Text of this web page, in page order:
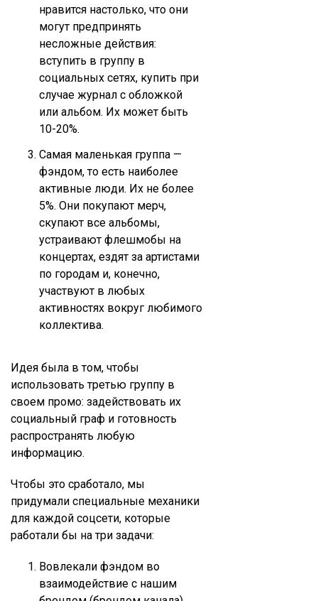
нравится настолько, что они
могут предпринять
несложные действия:
вступить в группу в
социальных сетях, купить при
случае журнал с обложкой
или альбом. Их может быть
10-20%.
Самая маленькая группа —
фэндом, то есть наиболее
активные люди. Их не более
5%. Они покупают мерч,
скупают все альбомы,
устраивают флешмобы на
концертах, ездят за артистами
по городам и, конечно,
участвуют в любых
активностях вокруг любимого
коллектива.
Идея была в том, чтобы
использовать третью группу в
своем промо: задействовать их
социальный граф и готовность
распространять любую
информацию.
Чтобы это сработало, мы
придумали специальные механики
для каждой соцсети, которые
работали бы на три задачи:
Вовлекали фэндом во
взаимодействие с нашим